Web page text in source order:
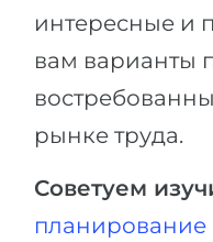
интересные и
вам варианты
рынке труда.
Советуем
планирование